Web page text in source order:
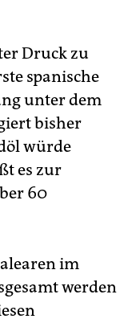
Druck zu
spanische
unter dem
bisher
würde
es zur
60
im
werden